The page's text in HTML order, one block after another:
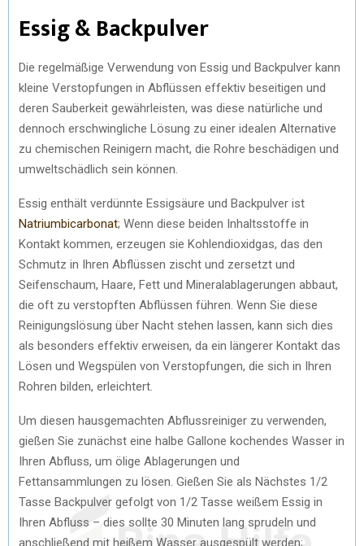
Essig & Backpulver
Die regelmäßige Verwendung von Essig und Backpulver kann
kleine Verstopfungen in Abflüssen effektiv beseitigen und
deren Sauberkeit gewährleisten, was diese natürliche und
dennoch erschwingliche Lösung zu einer idealen Alternative
zu chemischen Reinigern macht, die Rohre beschädigen und
umweltschädlich sein können.
Essig enthält verdünnte Essigsäure und Backpulver ist
Natriumbicarbonat; Wenn diese beiden Inhaltsstoffe in
Kontakt kommen, erzeugen sie Kohlendioxidgas, das den
Schmutz in Ihren Abflüssen zischt und zersetzt und
Seifenschaum, Haare, Fett und Mineralablagerungen abbaut,
die oft zu verstopften Abflüssen führen. Wenn Sie diese
Reinigungslösung über Nacht stehen lassen, kann sich dies
als besonders effektiv erweisen, da ein längerer Kontakt das
Lösen und Wegspülen von Verstopfungen, die sich in Ihren
Rohren bilden, erleichtert.
Um diesen hausgemachten Abflussreiniger zu verwenden,
gießen Sie zunächst eine halbe Gallone kochendes Wasser in
Ihren Abfluss, um ölige Ablagerungen und
Fettansammlungen zu lösen. Gießen Sie als Nächstes 1/2
Tasse Backpulver gefolgt von 1/2 Tasse weißem Essig in
Ihren Abfluss – dies sollte 30 Minuten lang sprudeln und
anschließend mit heißem Wasser ausgespült werden;